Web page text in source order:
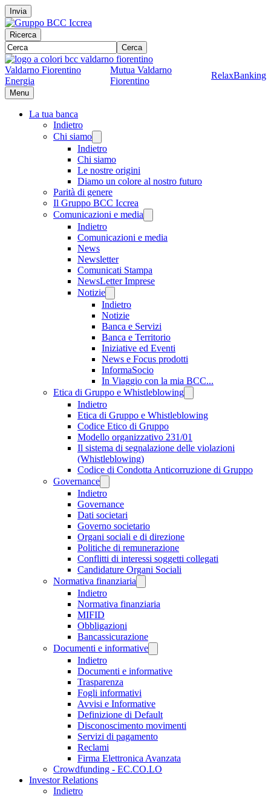
Invia
Ricerca
Cerca
Valdarno Fiorentino
Energia
Mutua Valdarno
Fiorentino
RelaxBanking
Menu
La tua banca
Indietro
Chi siamo
Indietro
Chi siamo
Le nostre origini
Diamo un colore al nostro futuro
Parità di genere
Il Gruppo BCC Iccrea
Comunicazioni e media
Indietro
Comunicazioni e media
News
Newsletter
Comunicati Stampa
NewsLetter Imprese
Notizie
Indietro
Notizie
Banca e Servizi
Banca e Territorio
Iniziative ed Eventi
News e Focus prodotti
InformaSocio
In Viaggio con la mia BCC...
Etica di Gruppo e Whistleblowing
Indietro
Etica di Gruppo e Whistleblowing
Codice Etico di Gruppo
Modello organizzativo 231/01
Il sistema di segnalazione delle violazioni
(Whistleblowing)
Codice di Condotta Anticorruzione di Gruppo
Governance
Indietro
Governance
Dati societari
Governo societario
Organi sociali e di direzione
Politiche di remunerazione
Conflitti di interessi soggetti collegati
Candidature Organi Sociali
Normativa finanziaria
Indietro
Normativa finanziaria
MIFID
Obbligazioni
Bancassicurazione
Documenti e informative
Indietro
Documenti e informative
Trasparenza
Fogli informativi
Avvisi e Informative
Definizione di Default
Disconoscimento movimenti
Servizi di pagamento
Reclami
Firma Elettronica Avanzata
Crowdfunding - EC.CO.LO
Investor Relations
Indietro